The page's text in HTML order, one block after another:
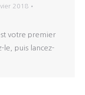
2018
votre premier
le, puis lancez-